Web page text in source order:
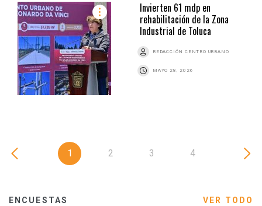
Invierten 61 mdp en
rehabilitación de la Zona
Industrial de Toluca
REDACCIÓN CENTRO URBANO
MAYO 28, 2026
1 2 3 4
ENCUESTAS VER TODO